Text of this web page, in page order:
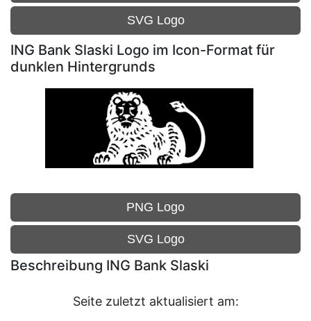
SVG Logo
ING Bank Slaski Logo im Icon-Format für
dunklen Hintergrunds
PNG Logo
SVG Logo
Beschreibung ING Bank Slaski
Seite zuletzt aktualisiert am: